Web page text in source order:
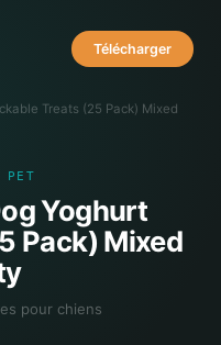
Télécharger
Treats (25 Pack) Mixed
Yoghurt
Pack) Mixed
pour chiens